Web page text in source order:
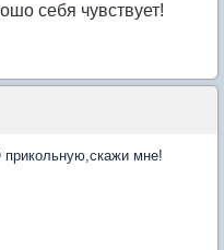
себя чувствует!
мне!